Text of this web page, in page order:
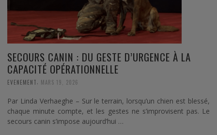
SECOURS CANIN : DU GESTE D’URGENCE À LA
CAPACITÉ OPÉRATIONNELLE
EVENEMENT MARS 19, 2026
Par Linda Verhaeghe – Sur le terrain, lorsqu’un chien est blessé,
chaque minute compte, et les gestes ne s’improvisent pas. Le
secours canin s’impose aujourd’hui …